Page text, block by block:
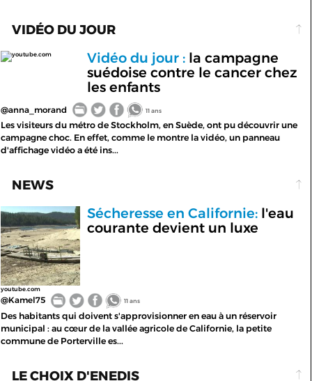
VIDÉO DU JOUR
youtube.com Vidéo du jour :la campagne
suédoise contre le cancer chez
les enfants
@anna_morand 11 ans
Les visiteurs du métro de Stockholm, en Suède, ont pu découvrir une
campagne choc. En effet, comme le montre la vidéo, un panneau
d'affichage vidéo a été ins...
NEWS
youtube.com
Sécheresse en Californie:l'eau
courante devient un luxe
@Kamel75 11 ans
Des habitants qui doivent s'approvisionner en eau à un réservoir
municipal : au cœur de la vallée agricole de Californie, la petite
commune de Porterville es...
LE CHOIX D'ENEDIS